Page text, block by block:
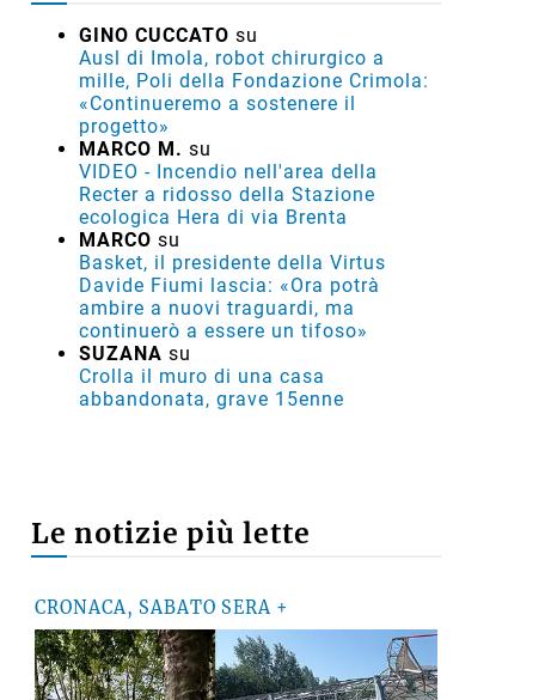
GINO CUCCATO su
Ausl di Imola, robot chirurgico a
mille, Poli della Fondazione Crimola:
«Continueremo a sostenere il
progetto»
MARCO M. su
VIDEO - Incendio nell'area della
Recter a ridosso della Stazione
ecologica Hera di via Brenta
MARCO su
Basket, il presidente della Virtus
Davide Fiumi lascia: «Ora potrà
ambire a nuovi traguardi, ma
continuerò a essere un tifoso»
SUZANA su
Crolla il muro di una casa
abbandonata, grave 15enne
Le notizie più lette
CRONACA, SABATO SERA +